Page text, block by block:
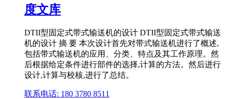
度文库
DTII型固定式带式输送机的设计 DTII型固定式带式输送
机的设计 摘 要 本次设计首先对带式输送机进行了概述,
包括带式输送机的应用、分类、特点及其工作原理。然
后根据给定条件进行部件的选择,计算的方法。然后进行
设计,计算与校核,进行了总结。
联系电话: 180 3780 8511